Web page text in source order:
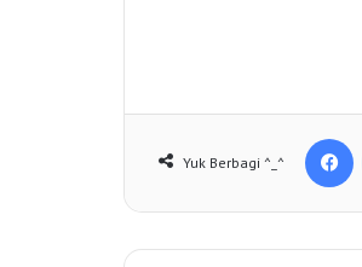
Yuk Berbagi ^_^